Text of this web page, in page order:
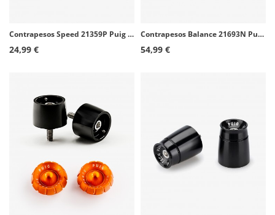
Contrapesos Speed 21359P Puig color Plata para Aprilia RSV4 (21-24), Benelli Leoncino Bobber 400 (26), Ducati Panigale V2 (25-26
24,99 €
Contrapesos Balance 21693N Puig color Negro con aros para varios modelos de Honda, Suzuki y Yamaha
54,99 €